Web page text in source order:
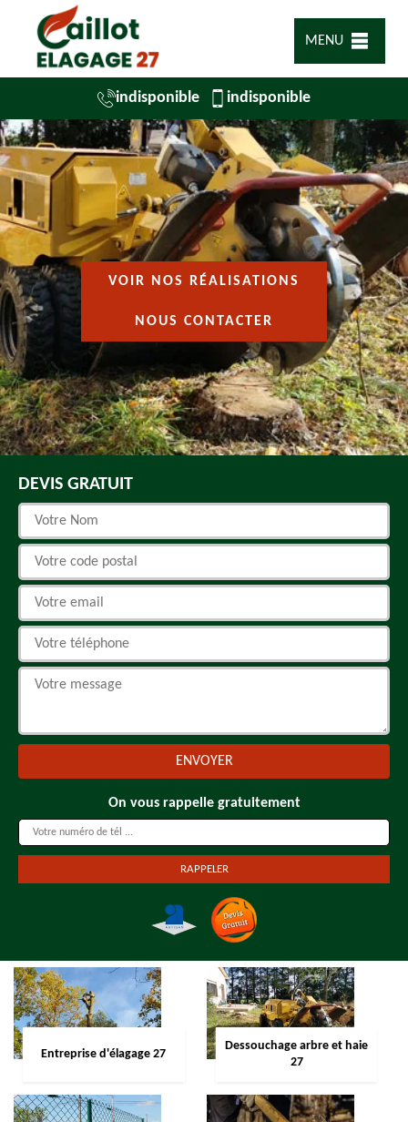
MENU
indisponible indisponible
VOIR NOS RÉALISATIONS
NOUS CONTACTER
DEVIS GRATUIT
On vous rappelle gratuitement
Entreprise d'élagage 27
Dessouchage arbre et haie
27